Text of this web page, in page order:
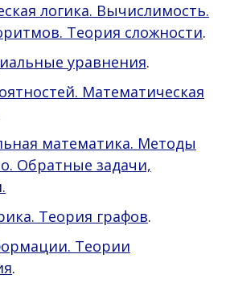
логика. Вычислимость.
Теория сложности.
уравнения.
Математическая
математика. Методы
Обратные задачи,
Теория графов.
Теории
.